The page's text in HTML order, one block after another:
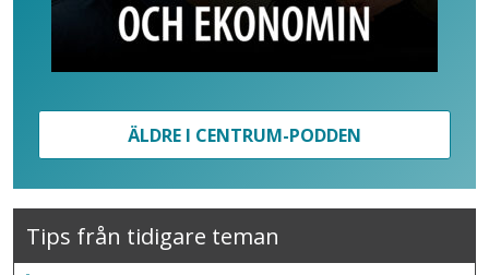
ÄLDRE I CENTRUM-PODDEN
Tips från tidigare teman